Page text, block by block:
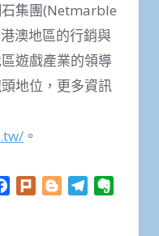
集團(Netmarble
澳地區的行銷與
遊戲產業的領導
地位，更多資訊
。
Facebook
Plurk BloggerTelegram